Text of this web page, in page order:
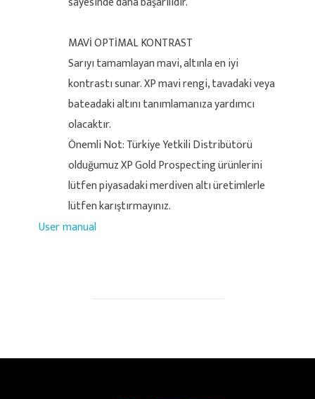
MAVİ OPTİMAL KONTRAST
Sarıyı tamamlayan mavi, altınla en iyi
kontrastı sunar. XP mavi rengi, tavadaki veya
bateadaki altını tanımlamanıza yardımcı
olacaktır.
Önemli Not: Türkiye Yetkili Distribütörü
olduğumuz XP Gold Prospecting ürünlerini
lütfen piyasadaki merdiven altı üretimlerle
lütfen karıştırmayınız.
User manual